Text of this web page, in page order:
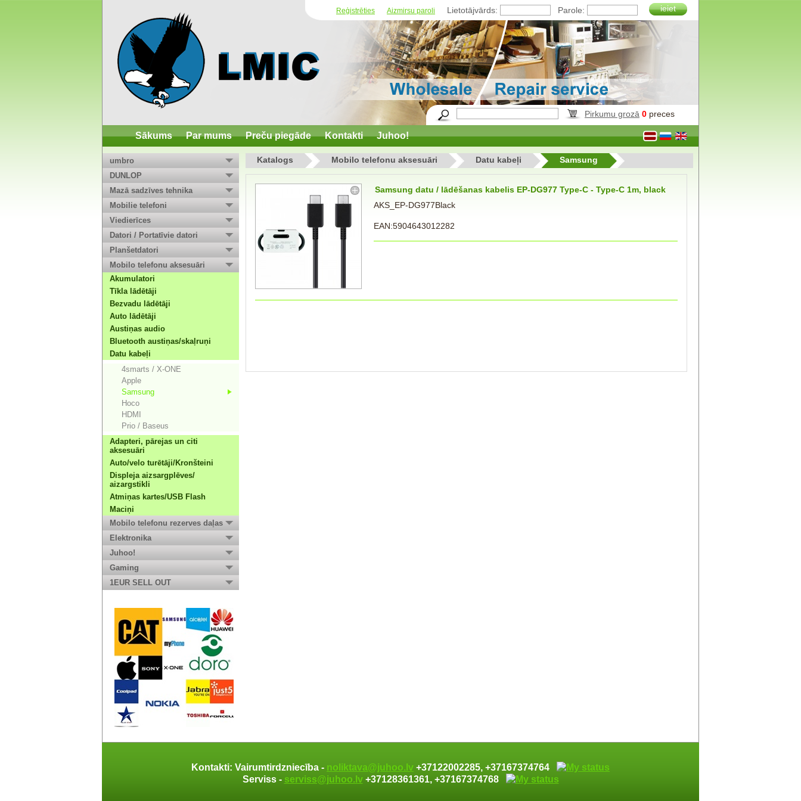
Reģistrēties Aizmirsu paroli Lietotājvārds: Parole: ieiet
Pirkumu grozā 0 preces
Sākums Par mums Preču piegāde Kontakti Juhoo!
umbro
DUNLOP
Mazā sadzīves tehnika
Mobilie telefoni
Viedierīces
Datori / Portatīvie datori
Planšetdatori
Mobilo telefonu aksesuāri
Akumulatori
Tīkla lādētāji
Bezvadu lādētāji
Auto lādētāji
Austiņas audio
Bluetooth austiņas/skaļruņi
Datu kabeļi
4smarts / X-ONE
Apple
Samsung
Hoco
HDMI
Prio / Baseus
Adapteri, pārejas un citi
aksesuāri
Auto/velo turētāji/Kronšteini
Displeja aizsargplēves/
aizargstikli
Atmiņas kartes/USB Flash
Maciņi
Mobilo telefonu rezerves daļas
Elektronika
Juhoo!
Gaming
1EUR SELL OUT
Katalogs Mobilo telefonu aksesuāri Datu kabeļi Samsung
Samsung datu / lādēšanas kabelis EP-DG977 Type-C - Type-C 1m, black
AKS_EP-DG977Black
EAN:5904643012282
Kontakti: Vairumtirdzniecība - noliktava@juhoo.lv +37122002285, +37167374764
Serviss - serviss@juhoo.lv+37128361361, +37167374768